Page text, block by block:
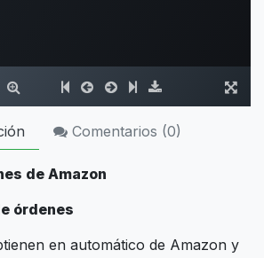
Comentarios (0)
de Amazon
órdenes
en automático de Amazon y